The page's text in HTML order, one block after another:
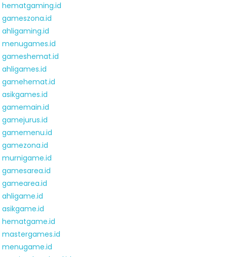
hematgaming.id
gameszona.id
ahligaming.id
menugames.id
gameshemat.id
ahligames.id
gamehemat.id
asikgames.id
gamemain.id
gamejurus.id
gamemenu.id
gamezona.id
murnigame.id
gamesarea.id
gamearea.id
ahligame.id
asikgame.id
hematgame.id
mastergames.id
menugame.id